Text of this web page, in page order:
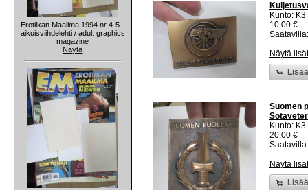
Erotiikan Maailma 1994 nr 4-5 -
aikuisviihdelehti / adult graphics
magazine
Näytä
Kunto:
10.00 €
Näytä
Suomen
Kunto:
20.00 €
Näytä